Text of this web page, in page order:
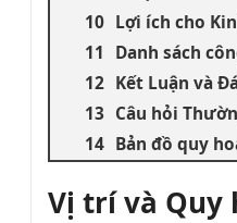
Lợi ích cho
Danh sách
Kết Luận và
Câu hỏi
Bản đồ quy
Vị trí và Quy